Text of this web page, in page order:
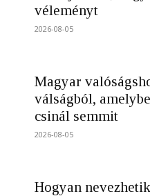
véleményt
2026-08-05
Magyar
válságból,
csinál semmit
2026-08-05
Hogyan